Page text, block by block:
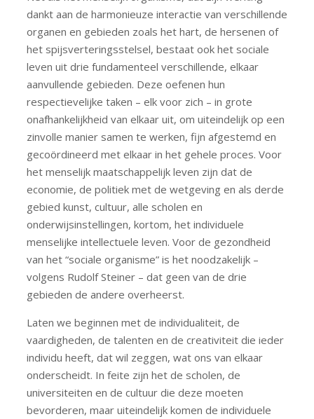
dankt aan de harmonieuze interactie van verschillende
organen en gebieden zoals het hart, de hersenen of
het spijsverteringsstelsel, bestaat ook het sociale
leven uit drie fundamenteel verschillende, elkaar
aanvullende gebieden. Deze oefenen hun
respectievelijke taken – elk voor zich – in grote
onafhankelijkheid van elkaar uit, om uiteindelijk op een
zinvolle manier samen te werken, fijn afgestemd en
gecoördineerd met elkaar in het gehele proces. Voor
het menselijk maatschappelijk leven zijn dat de
economie, de politiek met de wetgeving en als derde
gebied kunst, cultuur, alle scholen en
onderwijsinstellingen, kortom, het individuele
menselijke intellectuele leven. Voor de gezondheid
van het “sociale organisme” is het noodzakelijk –
volgens Rudolf Steiner – dat geen van de drie
gebieden de andere overheerst.
Laten we beginnen met de individualiteit, de
vaardigheden, de talenten en de creativiteit die ieder
individu heeft, dat wil zeggen, wat ons van elkaar
onderscheidt. In feite zijn het de scholen, de
universiteiten en de cultuur die deze moeten
bevorderen, maar uiteindelijk komen de individuele